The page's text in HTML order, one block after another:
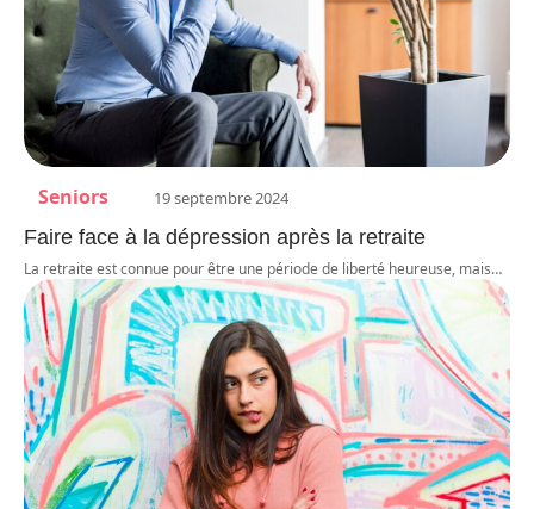
Seniors 19 septembre 2024
Faire face à la dépression après la retraite
La retraite est connue pour être une période de liberté heureuse, mais…